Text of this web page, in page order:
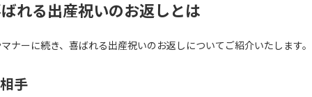
れる出産祝いのお返しとは
ナーに続き、喜ばれる出産祝いのお返しについてご紹介いたします。
手